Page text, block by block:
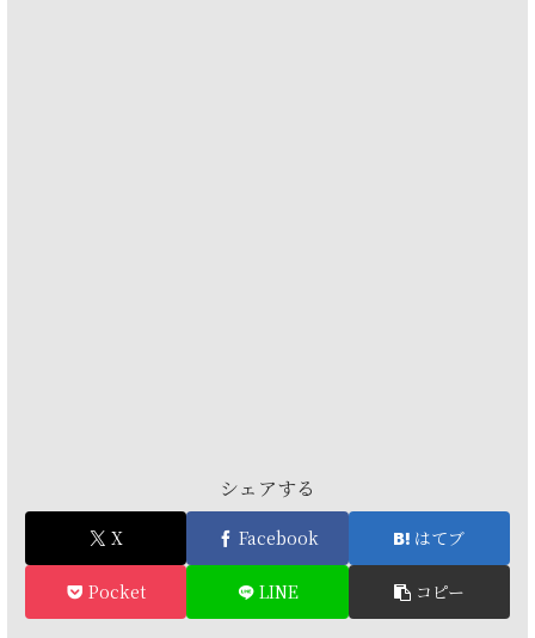
シェアする
X Facebook はてブ
Pocket LINE コピー